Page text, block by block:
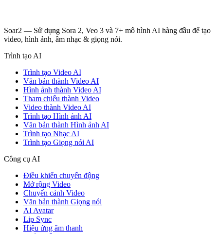
Soar2 — Sử dụng Sora 2, Veo 3 và 7+ mô hình AI hàng đầu để tạo
video, hình ảnh, âm nhạc & giọng nói.
Trình tạo AI
Trình tạo Video AI
Văn bản thành Video AI
Hình ảnh thành Video AI
Tham chiếu thành Video
Video thành Video AI
Trình tạo Hình ảnh AI
Văn bản thành Hình ảnh AI
Trình tạo Nhạc AI
Trình tạo Giọng nói AI
Công cụ AI
Điều khiển chuyển động
Mở rộng Video
Chuyển cảnh Video
Văn bản thành Giọng nói
AI Avatar
Lip Sync
Hiệu ứng âm thanh